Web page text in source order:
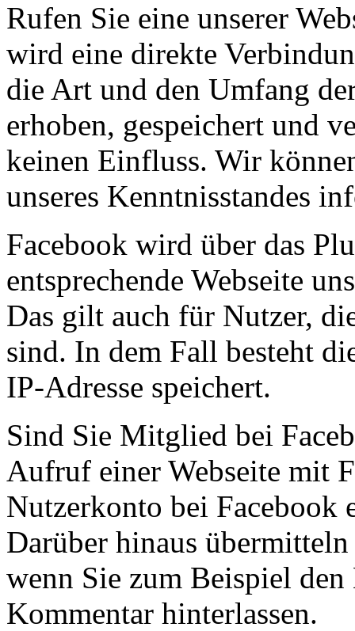
Rufen Sie eine unserer
wird eine direkte
die Art und den Umfang
erhoben, gespeichert und
keinen Einfluss. Wir
unseres Kenntnisstandes
Facebook wird über das
entsprechende Webseite
Das gilt auch für Nutzer,
sind. In dem Fall besteht
IP-Adresse speichert.
Sind Sie Mitglied bei
Aufruf einer Webseite mit
Nutzerkonto bei Facebook
Darüber hinaus
wenn Sie zum Beispiel
Kommentar hinterlassen.